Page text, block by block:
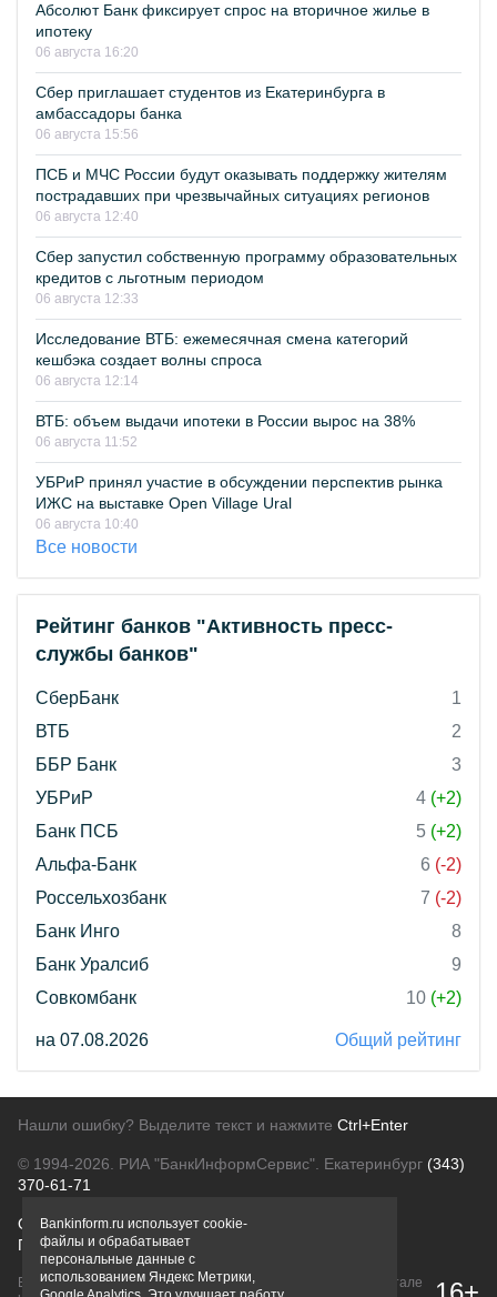
Абсолют Банк фиксирует спрос на вторичное жилье в
ипотеку
06 августа 16:20
Сбер приглашает студентов из Екатеринбурга в
амбассадоры банка
06 августа 15:56
ПСБ и МЧС России будут оказывать поддержку жителям
пострадавших при чрезвычайных ситуациях регионов
06 августа 12:40
Сбер запустил собственную программу образовательных
кредитов с льготным периодом
06 августа 12:33
Исследование ВТБ: ежемесячная смена категорий
кешбэка создает волны спроса
06 августа 12:14
ВТБ: объем выдачи ипотеки в России вырос на 38%
06 августа 11:52
УБРиР принял участие в обсуждении перспектив рынка
ИЖС на выставке Open Village Ural
06 августа 10:40
Все новости
Рейтинг банков "Активность пресс-
службы банков"
СберБанк
1
ВТБ
2
ББР Банк
3
УБРиР
4 (+2)
Банк ПСБ
5 (+2)
Альфа-Банк
6 (-2)
Россельхозбанк
7 (-2)
Банк Инго
8
Банк Уралсиб
9
Совкомбанк
10 (+2)
на 07.08.2026 Общий рейтинг
Нашли ошибку? Выделите текст и нажмите Ctrl+Enter
© 1994-2026. РИА "БанкИнформСервис". Екатеринбург (343)
370-61-71
О проектеПолитика конфиденциальности
Правовая информацияДля рекламодателей
Вся информация о продуктах банков, размещенная на портале
Bankinform.ru использует cookie-
файлы и обрабатывает
персональные данные с
использованием Яндекс Метрики,